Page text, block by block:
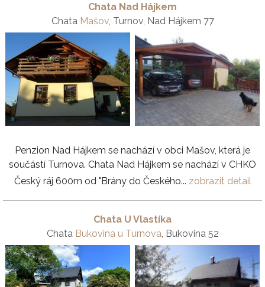
Chata Nad Hájkem
Chata Mašov, Turnov, Nad Hájkem 77
Penzion Nad Hájkem se nachází v obci Mašov, která je
součástí Turnova. Chata Nad Hájkem se nachází v CHKO
Český ráj 600m od "Brány do Českého... zobrazit detail
Chata U Vlastíka
Chata Bukovina u Turnova, Bukovina 52